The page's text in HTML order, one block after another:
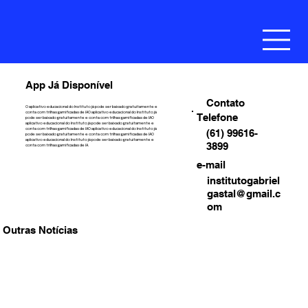
App Já Disponível
O aplicativo educacional do Instituto já pode ser baixado gratuitamente e
conta com trilhas gamificadas de IAO aplicativo educacional do Instituto já
pode ser baixado gratuitamente e conta com trilhas gamificadas de IAO
aplicativo educacional do Instituto já pode ser baixado gratuitamente e
conta com trilhas gamificadas de IAO aplicativo educacional do Instituto já
pode ser baixado gratuitamente e conta com trilhas gamificadas de IAO
aplicativo educacional do Instituto já pode ser baixado gratuitamente e
conta com trilhas gamificadas de IA.
Contato
Telefone
(61) 99616-
3899
e-mail
institutogabriel
gastal@gmail.c
om
Outras Notícias